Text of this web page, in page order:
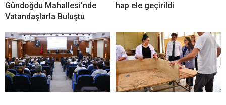
Gündoğdu Mahallesi’nde
Vatandaşlarla Buluştu
hap ele geçirildi